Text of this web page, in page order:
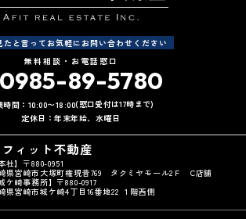
たと言ってお気軽にお問い合わせください
無料相談・お電話窓口
0985-89-5780
時間：10:00〜18:00(窓口受付は17時まで)
定休日：年末年始、水曜日
ィット不動産
本社】〒880-0951
県宮崎市大塚町権現昔769 タクミヤモール2Ｆ C店舗
城ケ崎事務所】〒880-0917
県宮崎市城ケ崎4丁目16番地22 １階西側